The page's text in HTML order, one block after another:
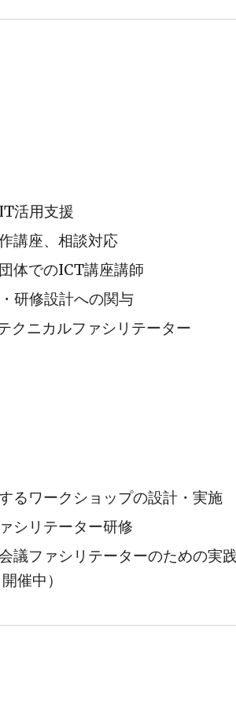
活用支援
講座、相談対応
体でのICT講座講師
研修設計への関与
クニカルファシリテーター
るワークショップの設計・実施
シリテーター研修
議ファシリテーターのための実
催中）